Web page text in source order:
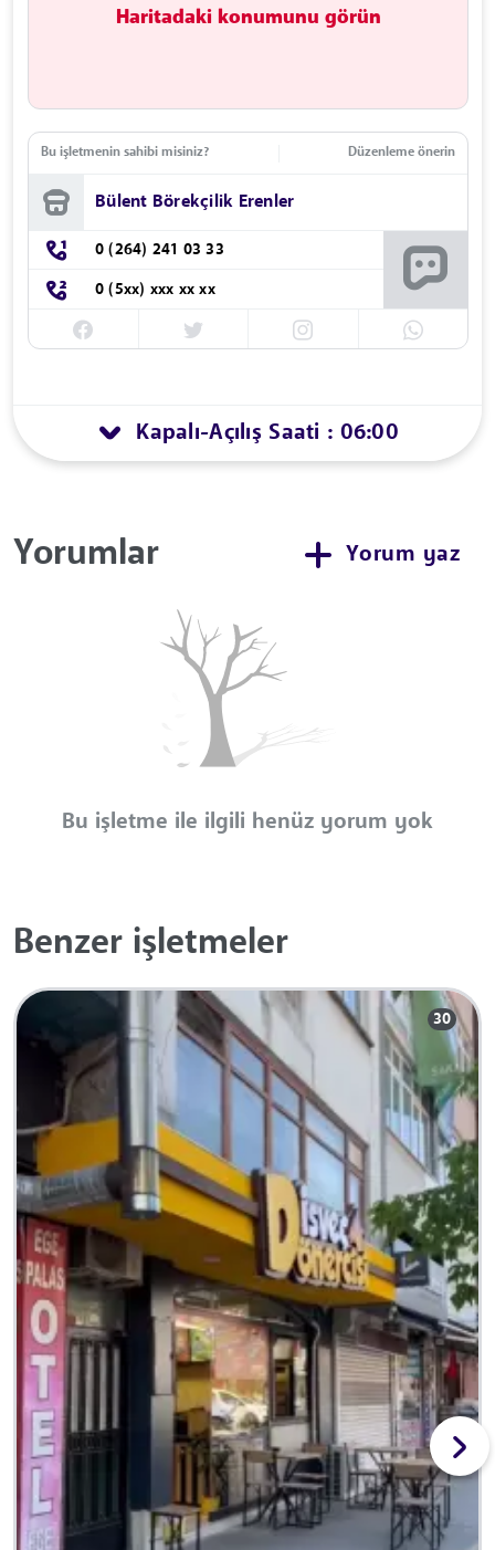
Haritadaki konumunu görün
Bu işletmenin sahibi misiniz? Düzenleme önerin
Bülent Börekçilik Erenler
0 (264) 241 03 33
0 (5xx) xxx xx xx
Kapalı-Açılış Saati : 06:00
Yorumlar Yorum yaz
Bu işletme ile ilgili henüz yorum yok
Benzer işletmeler
30